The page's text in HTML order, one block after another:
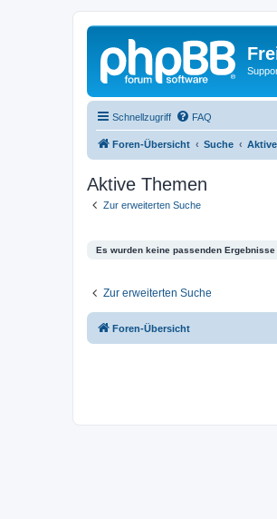
Schnellzugriff FAQ
Foren-Übersicht Suche
Aktive Themen
Zur erweiterten Suche
Es wurden keine passenden Ergebnisse
Zur erweiterten Suche
Foren-Übersicht